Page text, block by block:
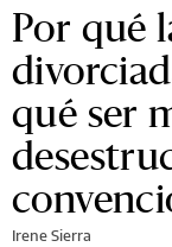
Por qué
qué ser
Irene Sierra